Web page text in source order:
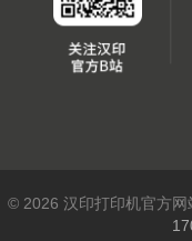
© 2026 汉印打印机官方网